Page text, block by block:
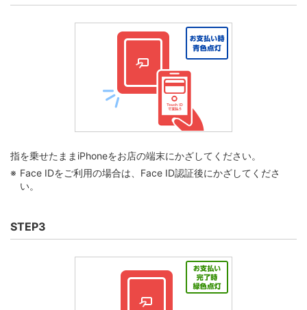
指を乗せたままiPhoneをお店の端末にかざしてください。
Face IDをご利用の場合は、Face ID認証後にかざしてくださ
い。
STEP3